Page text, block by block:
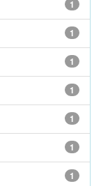
1
1
1
1
1
1
1